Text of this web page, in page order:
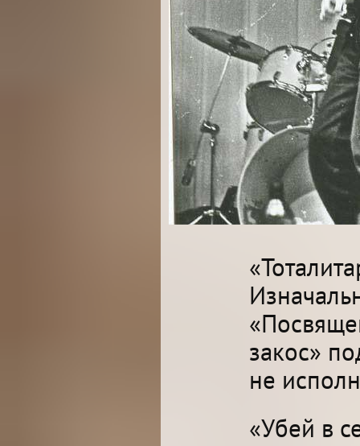
закос»
не
«Убей в